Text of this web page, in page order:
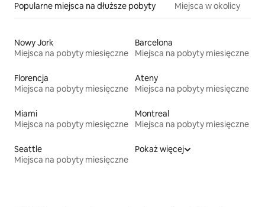
Popularne miejsca na dłuższe pobyty Miejsca w okolicy
Nowy Jork
Miejsca na pobyty miesięczne
Barcelona
Miejsca na pobyty miesięczne
Florencja
Miejsca na pobyty miesięczne
Ateny
Miejsca na pobyty miesięczne
Miami
Miejsca na pobyty miesięczne
Montreal
Miejsca na pobyty miesięczne
Seattle
Miejsca na pobyty miesięczne
Pokaż więcej